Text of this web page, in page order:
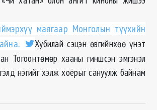
маягаар Монголын түүхийн
Хубилай сэцэн өвгийнхөө үнэт
Тогоонтөмөр хааны гиншсэн эмгэнэл
нэгийг хэлж хоёрыг сануулж байнам